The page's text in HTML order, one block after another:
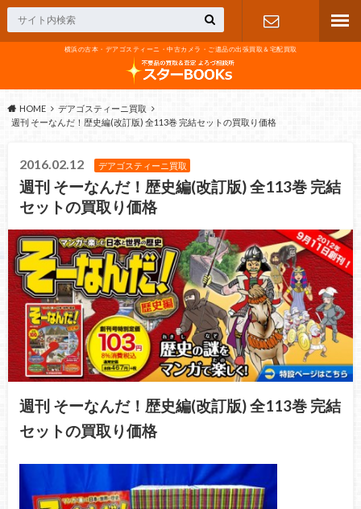
横浜の古本・デアゴスティーニ・中古カメラ・ご遺品の出張買取＆宅配買取
HOME
デアゴスティーニ買取
週刊 そーなんだ！歴史編(改訂版) 全113巻 完結セットの買取り価格
2016.02.12 デアゴスティーニ買取
週刊 そーなんだ！歴史編(改訂版) 全113巻 完結
セットの買取り価格
週刊 そーなんだ！歴史編(改訂版) 全113巻 完結
セットの買取り価格